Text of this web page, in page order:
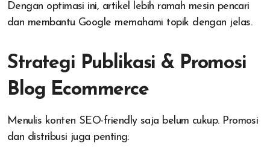
Dengan optimasi ini, artikel lebih ramah mesin pencari
dan membantu Google memahami topik dengan jelas.
Strategi Publikasi & Promosi
Blog Ecommerce
Menulis konten SEO-friendly saja belum cukup. Promosi
dan distribusi juga penting: